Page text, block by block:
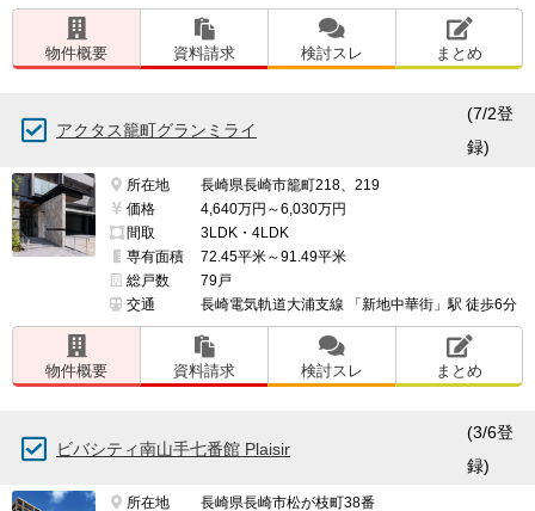
物件概要 資料請求 検討スレ まとめ
アクタス籠町グランミライ
(7/2登
録)
所在地
長崎県長崎市籠町218、219
価格
4,640万円～6,030万円
間取
3LDK・4LDK
専有面積
72.45平米～91.49平米
総戸数
79戸
交通
長崎電気軌道大浦支線 「新地中華街」駅 徒歩6分
物件概要 資料請求 検討スレ まとめ
ビバシティ南山手七番館 Plaisir
(3/6登
録)
所在地
長崎県長崎市松が枝町38番